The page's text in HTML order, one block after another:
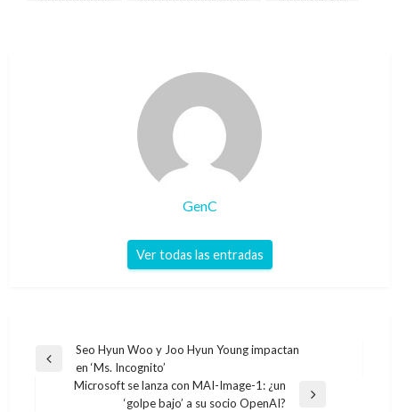
GenC
Ver todas las entradas
Navegación
Entrada
anterior
Seo Hyun Woo y Joo Hyun Young impactan
en ‘Ms. Incognito’
Microsoft se lanza con MAI-Image-1: ¿un
‘golpe bajo’ a su socio OpenAI?